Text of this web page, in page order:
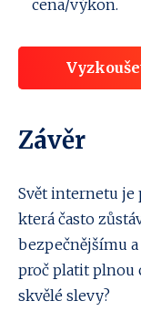
cena/výkon.
Závěr
Svět internetu je
která často
bezpečnějšímu
proč platit plnou
skvělé slevy?